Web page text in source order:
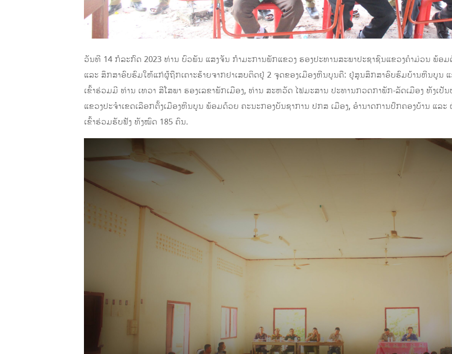
ວັນທີ 14 ກໍລະກົດ 2023 ທ່ານ ບົວພັນ ແສງຈັນ ກຳມະການພັກແຂວງ ຮອງປະທານສະພາປະຊາຊົນແຂວງຄຳມ່ວນ ພ້ອ
ແລະ ສຶກສາອົບຮົມໃຫ້ແກ່ຜູ້ຖືກເຄາະຮ້າຍຈາກຢາເສບຕິດຢູ່ 2 ຈຸດຂອງເມືອງຫີນບູນຄື: ຢູ່ສູນສຶກສາອົບຮົມບ້ານຫີນບູນ
ເຂົ້າຮ່ວມມີ ທ່ານ ເທວາ ສີໂສພາ ຮອງເລຂາພັກເມືອງ, ທ່ານ ສະຫວັດ ໄຟມະສານ ປະທານກວດກາພັກ-ລັດເມືອງ ທັງເ
ແຂວງປະຈໍາເຂດເລືອກຕັ້ງເມືອງຫີນບູນ ພ້ອມດ້ວຍ ຄະນະກອງບັນຊາການ ປກສ ເມືອງ, ອຳນາດການປົກຄອງບ້ານ ແລະ
ເຂົ້າຮ່ວມຮັບຟັງ ທັງໝົດ 185 ຄົນ.